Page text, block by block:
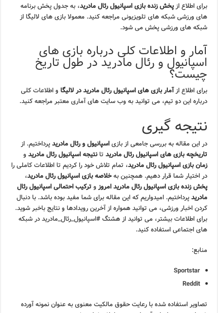
برای اطلاع ازپخش زنده بازی اسپانیول رئال مادرید، به جدول پخش برنامه
های ورزشی شبکه های تلویزیونی مراجعه کنید. معمولا بازی های لالیگا از
شبکه های ورزشی پخش می شود.
آمار و اطلاعات کلی درباره بازی های
اسپانیول و رئال مادرید در طول تاریخ
چیست؟
برای اطلاع ازآمار بازی های اسپانیول رئال مادرید در لالیگا و اطلاعات کلی
درباره این دو تیم، می توانید به وب سایت های آماری معتبر مراجعه کنید.
نتیجه گیری
در این مقاله به بررسی جامعی از بازیاسپانیول و رئال مادریدپرداختیم. از
تاریخچه بازی های اسپانیول رئال مادرید تانتیجه اسپانیول رئال مادریدو
زمان بازی اسپانیول رئال مادرید، تمام تلاش خود را کردیم تا اطلاعات کاملی را
در اختیار شما قرار دهیم. همچنین بهخلاصه بازی اسپانیول رئال مادرید،
پخش زنده بازی اسپانیول رئال مادرید امروزوترکیب احتمالی اسپانیول رئال
مادریدپرداختیم. امیدواریم که این مقاله برای شما مفید بوده باشد. با دنبال
کردن اخبار ورزشی، می توانید همواره از آخرین رویدادها و نتایج باخبر شوید.
برای اطلاعات بیشتر، می توانید از هشتگ #اسپانیول_رئال_مادرید در شبکه
های اجتماعی استفاده کنید.
منابع:
Sportstar
Reddit
تصاویر استفاده شده با رعایت حقوق مالکیت معنوی به عنوان نمونه آورده